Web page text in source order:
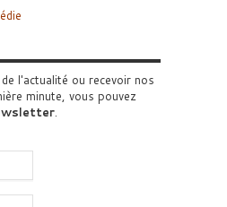
l'actualité ou recevoir nos
minute, vous pouvez